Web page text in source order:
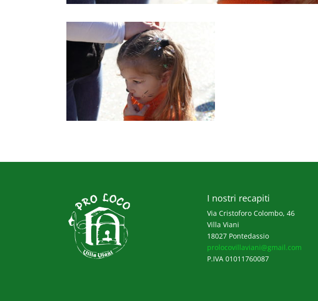
I nostri recapiti
Via Cristoforo Colombo, 46
Villa Viani
18027 Pontedassio
prolocovillaviani@gmail.com
P.IVA 01011760087